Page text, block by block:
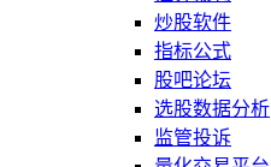
炒股软件
指标公式
股吧论坛
选股数据分析
监管投诉